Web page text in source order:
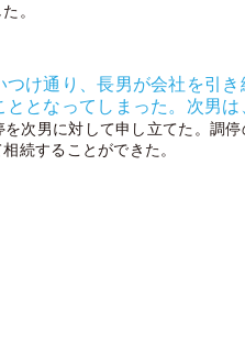
。
け通り、長男が会社を引
となってしまった。次男
次男に対して申し立てた。調
続することができた。